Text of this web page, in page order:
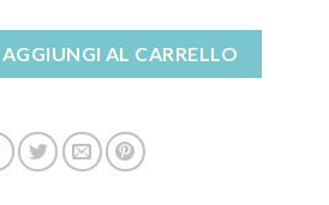
quantità
AGGIUNGI AL CARRELLO